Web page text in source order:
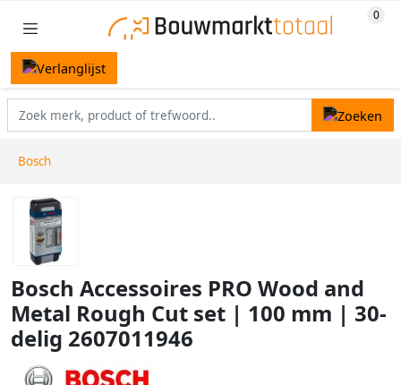
Bosch
Bosch Accessoires PRO Wood and
Metal Rough Cut set | 100 mm | 30-
delig 2607011946